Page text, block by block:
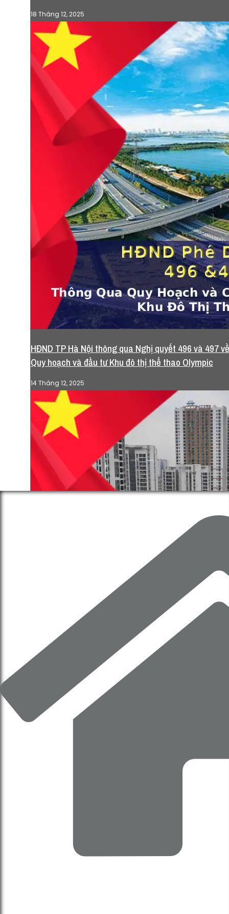
18 Tháng 12, 2025
HĐND TP Hà Nội thông qua Nghị quyết 496 và 497 về
Quy hoạch và đầu tư Khu đô thị thể thao Olympic
14 Tháng 12, 2025
HĐND TP Hà Nội xem xét chủ trương đầu tư và quy